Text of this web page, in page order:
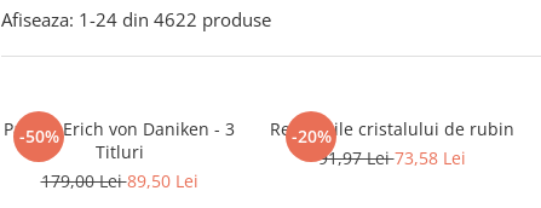
Afiseaza: 1-24 din 4622 produse
-50%
Pachet Erich von Daniken - 3
Titluri
179,00 Lei89,50 Lei
-20%
Revelatiile cristalului de rubin
91,97 Lei73,58 Lei